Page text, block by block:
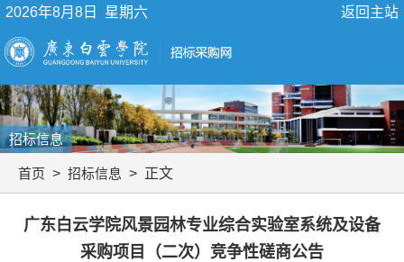
2026年8月8日 星期六 返回主站
招标信息
首页 > 招标信息 > 正文
广东白云学院风景园林专业综合实验室系统及设备
采购项目（二次）竞争性磋商公告